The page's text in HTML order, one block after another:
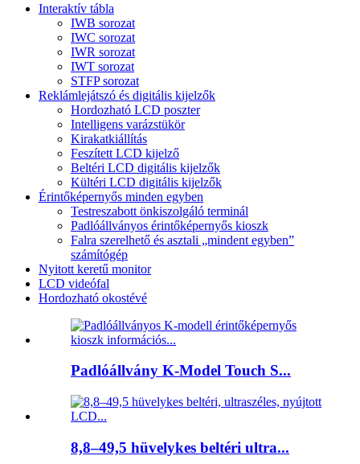
Interaktív tábla
IWB sorozat
IWC sorozat
IWR sorozat
IWT sorozat
STFP sorozat
Reklámlejátszó és digitális kijelzők
Hordozható LCD poszter
Intelligens varázstükör
Kirakatkiállítás
Feszített LCD kijelző
Beltéri LCD digitális kijelzők
Kültéri LCD digitális kijelzők
Érintőképernyős minden egyben
Testreszabott önkiszolgáló terminál
Padlóállványos érintőképernyős kioszk
Falra szerelhető és asztali „mindent egyben”
számítógép
Nyitott keretű monitor
LCD videófal
Hordozható okostévé
Padlóállvány K-Model Touch S...
8,8–49,5 hüvelykes beltéri ultra...